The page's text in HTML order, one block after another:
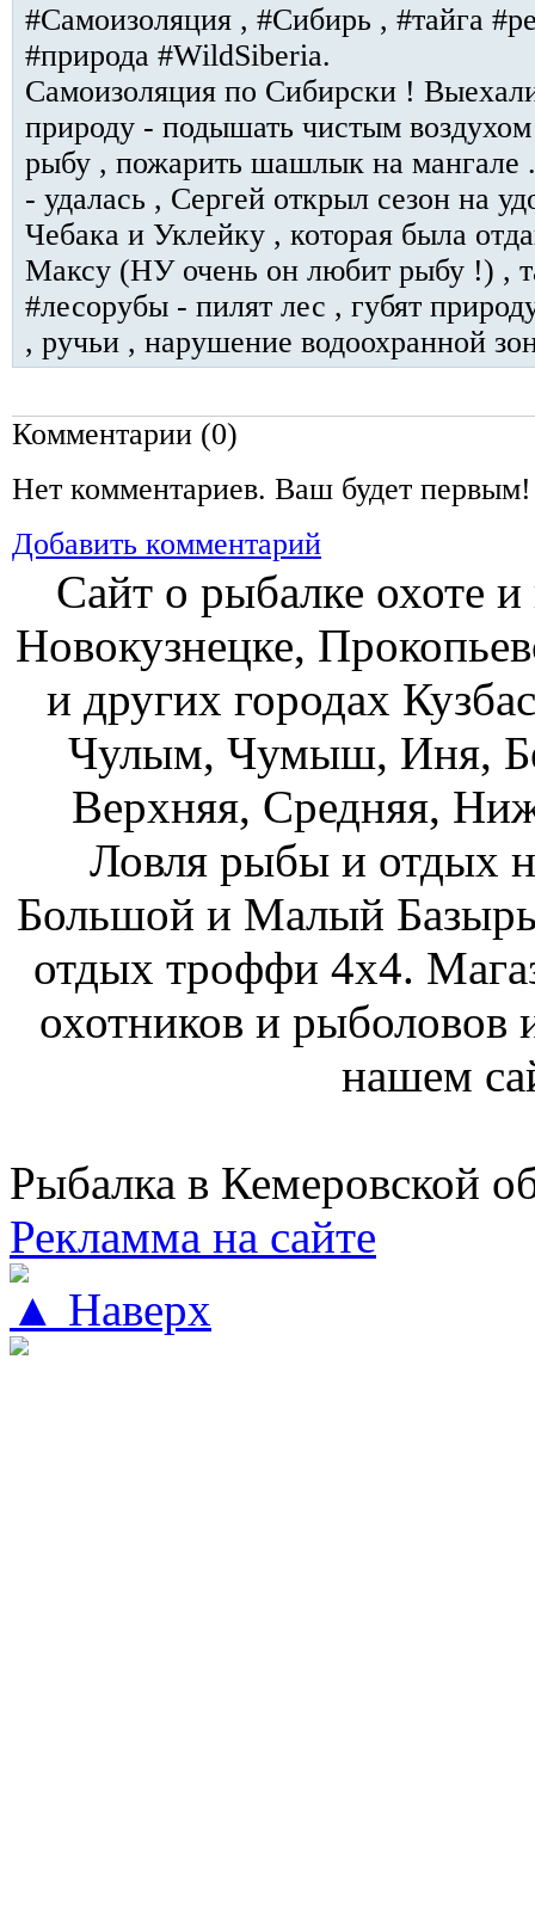
#Самоизоляция , #Сибирь , #тайга
#природа #WildSiberia.
Самоизоляция по Сибирски !
природу - подышать чистым
рыбу , пожарить шашлык на мангале
- удалась , Сергей открыл сезон на
Чебака и Уклейку , которая была
Максу (НУ очень он любит рыбу !) ,
#лесорубы - пилят лес , губят
, ручьи , нарушение водоохранной
Комментарии (0)
Нет комментариев. Ваш будет первым!
Добавить комментарий
Сайт о рыбалке охоте
Новокузнецке,
и других городах
Чулым, Чумыш, Иня,
Верхняя, Средняя,
Ловля рыбы и отдых
Большой и Малый
отдых троффи 4х4.
охотников и рыболовов
нашем
Рыбалка в Кемеровской
Рекламма на сайте
▲ Наверх